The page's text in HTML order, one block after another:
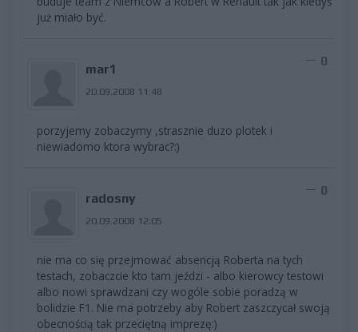
już miało być.
mar1
20.09.2008 11:48
0
porzyjemy zobaczymy ,strasznie duzo plotek i
niewiadomo ktora wybrac?:)
radosny
20.09.2008 12:05
0
nie ma co się przejmować absencją Roberta na tych
testach, zobaczcie kto tam jeździ - albo kierowcy testowi
albo nowi sprawdzani czy wogóle sobie poradzą w
bolidzie F1. Nie ma potrzeby aby Robert zaszczycał swoją
obecnością tak przeciętną imprezę:)